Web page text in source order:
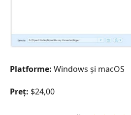
Platforme: Windows și macOS
Preț: $24,00